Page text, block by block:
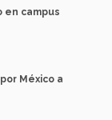
en campus
México a